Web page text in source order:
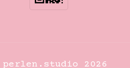
perlen.studio 2026